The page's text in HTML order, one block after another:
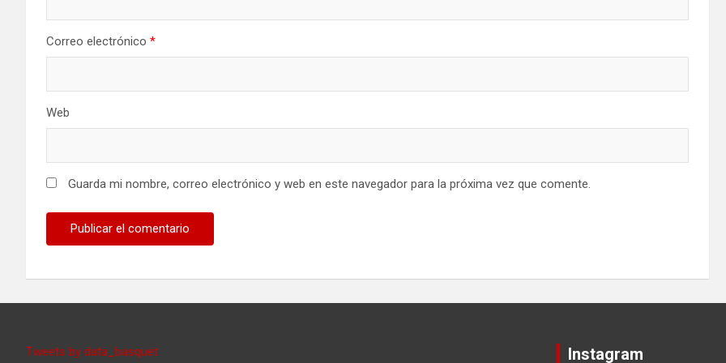
Correo electrónico *
Web
Guarda mi nombre, correo electrónico y web en este navegador para la próxima vez que comente.
Tweets by data_basquet Instagram